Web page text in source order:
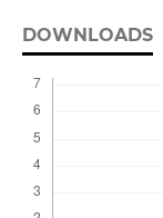
DOWNLOADS